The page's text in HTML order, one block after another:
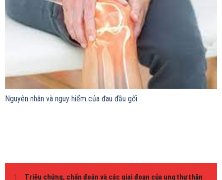
Nguyên nhân và nguy hiểm của đau đầu gối